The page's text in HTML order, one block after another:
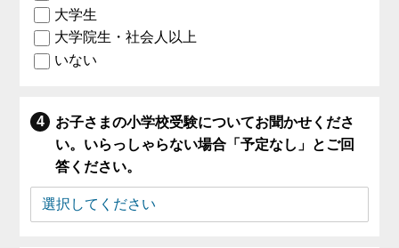
大学生
大学院生・社会人以上
いない
お子さまの小学校受験についてお聞かせくださ
い。いらっしゃらない場合「予定なし」とご回
答ください。